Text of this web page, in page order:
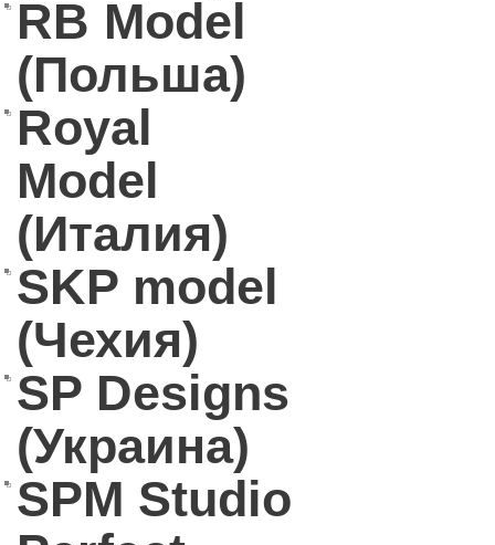
RB Model
(Польша)
Royal
Model
(Италия)
SKP model
(Чехия)
SP Designs
(Украина)
SPM Studio